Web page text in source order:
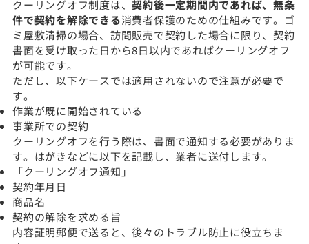
クーリングオフ制度は、契約後一定期間内であれば、無条
件で契約を解除できる消費者保護のための仕組みです。ゴ
ミ屋敷清掃の場合、訪問販売で契約した場合に限り、契約
書面を受け取った日から8日以内であればクーリングオフ
が可能です。
ただし、以下ケースでは適用されないので注意が必要で
す。
作業が既に開始されている
事業所での契約
クーリングオフを行う際は、書面で通知する必要がありま
す。はがきなどに以下を記載し、業者に送付します。
「クーリングオフ通知」
契約年月日
商品名
契約の解除を求める旨
内容証明郵便で送ると、後々のトラブル防止に役立ちま